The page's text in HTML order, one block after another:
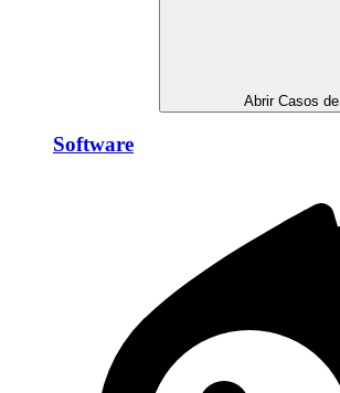
Abrir Casos
Software